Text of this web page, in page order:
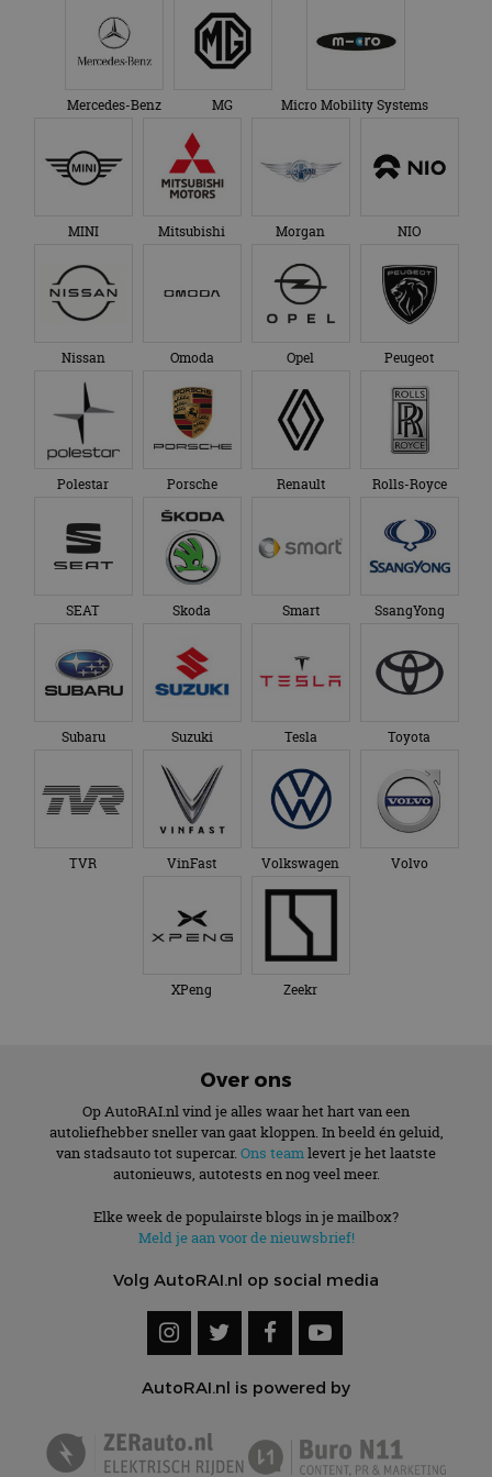
Mercedes-Benz MG Micro Mobility Systems
MINI Mitsubishi Morgan NIO
Nissan Omoda Opel Peugeot
Polestar Porsche Renault Rolls-Royce
SEAT Skoda Smart SsangYong
Subaru Suzuki Tesla Toyota
TVR VinFast Volkswagen Volvo
XPeng Zeekr
Over ons
Op AutoRAI.nl vind je alles waar het hart van een
autoliefhebber sneller van gaat kloppen. In beeld én geluid,
van stadsauto tot supercar. Ons teamlevert je het laatste
autonieuws, autotests en nog veel meer.
Elke week de populairste blogs in je mailbox?
Meld je aan voor de nieuwsbrief!
Volg AutoRAI.nl op social media
AutoRAI.nl is powered by